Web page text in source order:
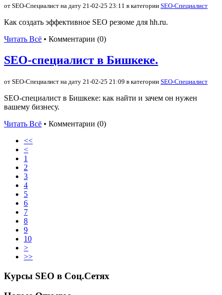
от SEO-Специалист на дату 21-02-25 23:11 в категории SEO-Специалист
Как создать эффективное SEO резюме для hh.ru.
Читать Всё • Комментарии (0)
SEO-специалист в Бишкеке.
от SEO-Специалист на дату 21-02-25 21:09 в категории SEO-Специалист
SEO-специалист в Бишкеке: как найти и зачем он нужен
вашему бизнесу.
Читать Всё • Комментарии (0)
<<
<
1
2
3
4
5
6
7
8
9
10
>
>>
Курсы SEO в Соц.Сетях